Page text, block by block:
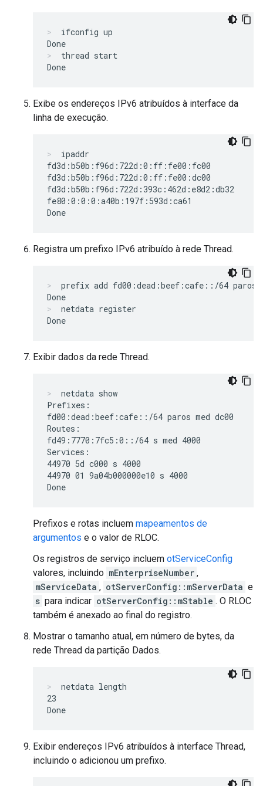
ifconfig up
thread start
Exibe os endereços IPv6 atribuídos à interface da
linha de execução.
ipaddr
fd3d:b50b:f96d:722d:0:ff:fe00:fc00
fd3d:b50b:f96d:722d:0:ff:fe00:dc00
fd3d:b50b:f96d:722d:393c:462d:e8d2:db32
fe80:0:0:0:a40b:197f:593d:ca61
Registra um prefixo IPv6 atribuído à rede Thread.
prefix add fd00:dead:beef:cafe::/64 paros
netdata register
Exibir dados da rede Thread.
netdata show
Prefixes:
fd00:dead:beef:cafe::/64 paros med dc00
Routes:
fd49:7770:7fc5:0::/64 s med 4000
Services:
44970 5d c000 s 4000
44970 01 9a04b000000e10 s 4000
Prefixos e rotas incluem mapeamentos de
argumentos e o valor de RLOC.
Os registros de serviço incluem otServiceConfig
valores, incluindo mEnterpriseNumber ,
mServiceData , otServerConfig::mServerData e
s para indicar otServerConfig::mStable . O RLOC
também é anexado ao final do registro.
Mostrar o tamanho atual, em número de bytes, da
rede Thread da partição Dados.
netdata length
23
Exibir endereços IPv6 atribuídos à interface Thread,
incluindo o adicionou um prefixo.